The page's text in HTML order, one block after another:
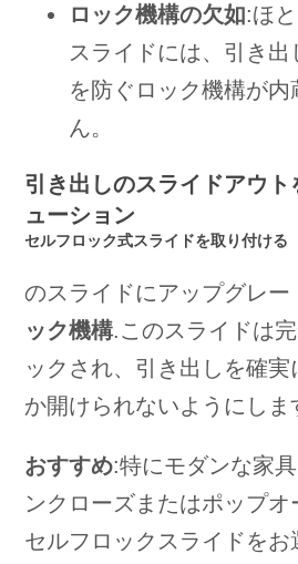
ロック機構の欠如:ほ
スライドには、引き
を防ぐロック機構が
ん。
引き出しのスライドアウト
ューション
セルフロック式スライドを取り付ける
のスライドにアップグレー
ック機構.このスライドは
ックされ、引き出しを確実
か開けられないようにしま
おすすめ:特にモダンな家
ンクローズまたはポップ
セルフロックスライドをお